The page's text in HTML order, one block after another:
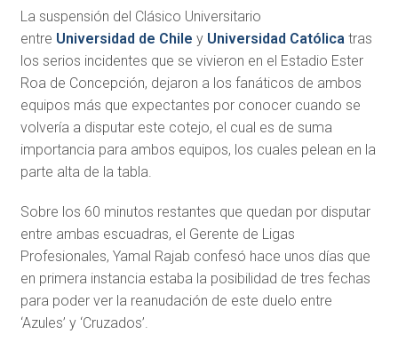
La suspensión del Clásico Universitario
entre Universidad de Chile y Universidad Católicatras
los serios incidentes que se vivieron en el Estadio Ester
Roa de Concepción, dejaron a los fanáticos de ambos
equipos más que expectantes por conocer cuando se
volvería a disputar este cotejo, el cual es de suma
importancia para ambos equipos, los cuales pelean en la
parte alta de la tabla.
Sobre los 60 minutos restantes que quedan por disputar
entre ambas escuadras, el Gerente de Ligas
Profesionales, Yamal Rajab confesó hace unos días que
en primera instancia estaba la posibilidad de tres fechas
para poder ver la reanudación de este duelo entre
‘Azules’ y ‘Cruzados’.